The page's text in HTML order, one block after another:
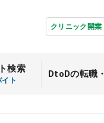
クリニック開業
検索
イト
DtoDの転職・